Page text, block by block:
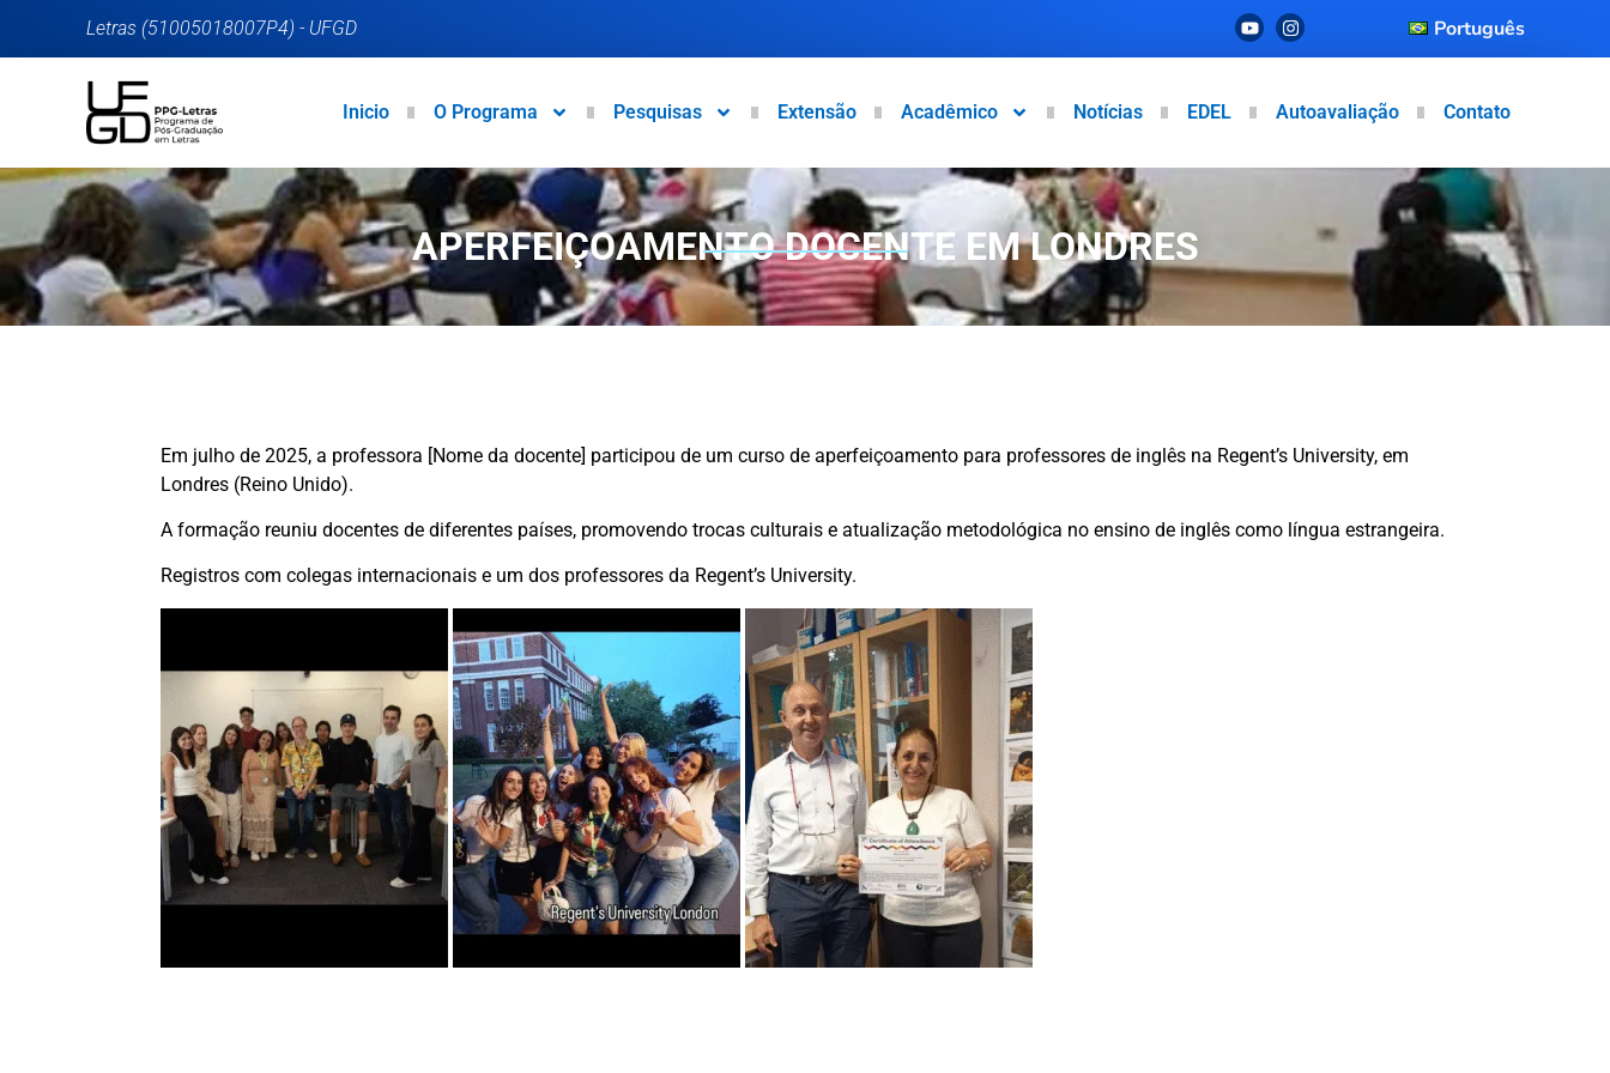
Letras (51005018007P4) - UFGD Português
Inicio O Programa Pesquisas Extensão Acadêmico Notícias EDEL Autoavaliação Contato
APERFEIÇOAMENTO DOCENTE EM LONDRES
Em julho de 2025, a professora [Nome da docente] participou de um curso de aperfeiçoamento para professores de inglês na Regent’s University, em
Londres (Reino Unido).
A formação reuniu docentes de diferentes países, promovendo trocas culturais e atualização metodológica no ensino de inglês como língua estrangeira.
Registros com colegas internacionais e um dos professores da Regent’s University.